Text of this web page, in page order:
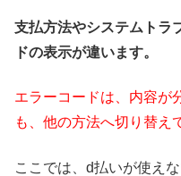
支払方法やシステムトラ
ドの表示が違います。
エラーコードは、内容が
も、他の方法へ切り替え
ここでは、d払いが使え